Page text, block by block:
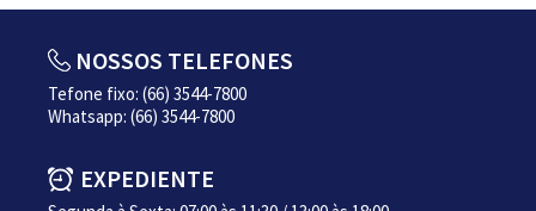
NOSSOS TELEFONES
Tefone fixo: (66) 3544-7800
Whatsapp: (66) 3544-7800
EXPEDIENTE